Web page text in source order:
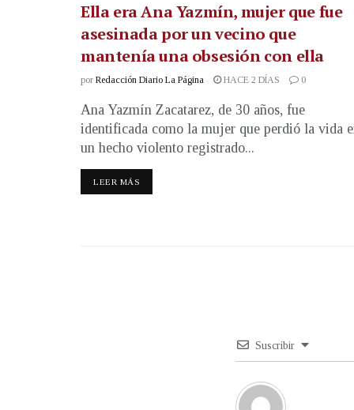
Ella era Ana Yazmín, mujer que fue
asesinada por un vecino que
mantenía una obsesión con ella
por Redacción Diario La Página HACE 2 DÍAS 0
Ana Yazmín Zacatarez, de 30 años, fue
identificada como la mujer que perdió la vida
un hecho violento registrado...
LEER MÁS
Suscribir